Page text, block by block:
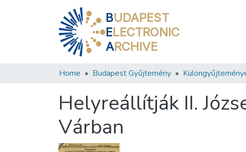
BUDAPEST
ELECTRONIC
ARCHIVE
Home Budapest Gyűjtemény
Helyreállítják II.
Várban